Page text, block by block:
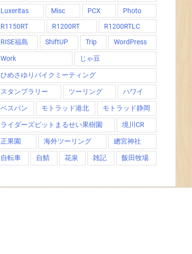
Luxeritas
Misc PCX
Photo
R1150RT
R1200RT
R1200RTLC
RISE福島
ShiftUP Trip WordPress
Work じゃ豆
ひめさゆりバイクミーティング
スタンプラリー ツーリング ハワイ
ベスパン モトラッド港北 モトラッド静岡
ライダーズピットまるせい果樹園 境川CR
正果園 海外ツーリング 總宮神社
自転車 自鯖 花泉 雑記 飯田牧場